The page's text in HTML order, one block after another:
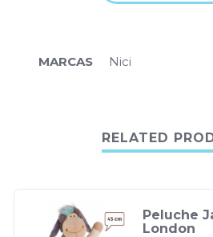
MARCAS Nici
RELATED
Peluche
London